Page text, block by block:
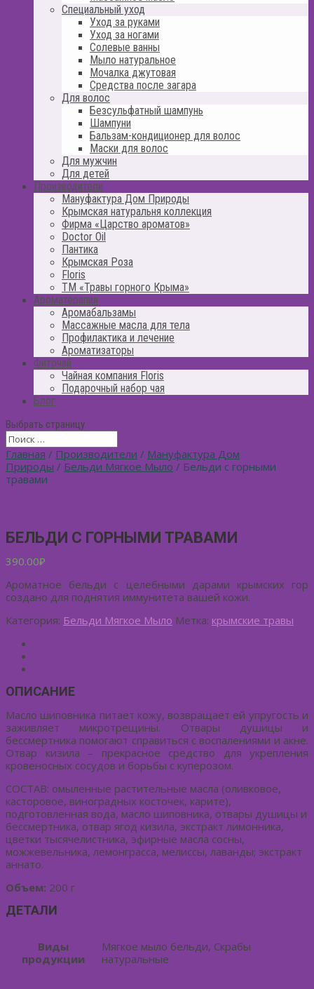
Специальный уход
Уход за руками
Уход за ногами
Солевые ванны
Мыло натуральное
Мочалка джутовая
Средства после загара
Для волос
Безсульфатный шампунь
Шампуни
Бальзам-кондиционер для волос
Маски для волос
Для мужчин
Для детей
Производители
Мануфактура Дом Природы
Крымская натуральня коллекция
Фирма «Царство ароматов»
Doctor Oil
Пантика
Крымская Роза
Floris
ТМ «Травы горного Крыма»
Ароматерапия
Аромабальзамы
Массажные масла для тела
Профилактика и лечение
Ароматизаторы
Фиточай
Чайная компания Floris
Подарочный набор чая
Блог
Выбрать страницу
Главная / Производители / Мануфактура Дом
Природы / Бельди Мягкое Мыло / Бельди с горными
травами
БЕЛЬДИ С ГОРНЫМИ ТРАВАМИ
390.00₽
Ароматное бельди с целебными дарами крымских гор
создано для поднятия иммунитета вашей кожи.
Категория: Бельди Мягкое Мыло Метка: крымские травы
ОПИСАНИЕ
Масло шиповника питает кожу, возвращает ей упругость и
заживляет микротрещины. Отвары душицы и
бессмертника помогают справиться с воспалениями и акне.
Отвар кизила – прекрасное средство для укрепления
кровеносных сосудов и борьбы с куперозом.
СОСТАВ: омыленные растительные масла (оливковое,
касторовое, виноградных косточек, карите),
подготовленная вода, масло шиповника, отвары душицы и
бессмертника, отвар ягод кизила, экстракт лимонника,
цветки тысячелистника, эфирные масла сосны,
можжевельника, лемонграсса, мелиссы, лаванды; экстракт
аннато.
Объем: 200 г
ДЕТАЛИ
Виды
продукции
Мягкое мыло бельди, Скрабы
натуральные